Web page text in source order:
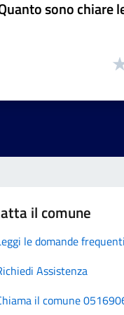
sono chiare
il comune
le domande frequenti
Assistenza
il comune